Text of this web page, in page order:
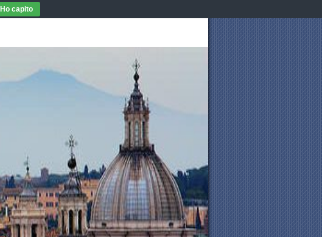
Ho capito